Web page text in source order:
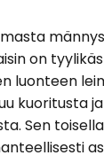
on
luonteen
kuoritusta
Sen